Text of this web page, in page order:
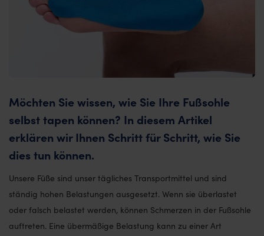
Möchten Sie wissen, wie Sie Ihre Fußsohle
selbst tapen können? In diesem Artikel
erklären wir Ihnen Schritt für Schritt, wie Sie
dies tun können.
Unsere Füße sind unser tägliches Transportmittel und sind
ständig hohen Belastungen ausgesetzt. Wenn sie überlastet
oder falsch belastet werden, können Schmerzen in der Fußsohle
auftreten. Eine übermäßige Belastung kann zu einer Art